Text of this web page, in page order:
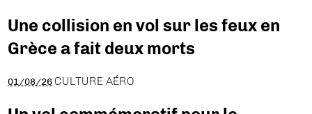
Une collision en vol sur les feux en
Grèce a fait deux morts
01/08/26 CULTURE AÉRO